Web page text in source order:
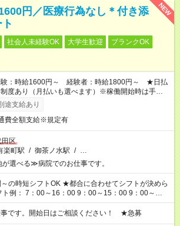
NEW
円／医療行為なし＊付き添
社会人未経験OK 大学生歓迎
ブランクOK
験：時給1600円～ 経験者：時給1800円～ ★日払
度あり（月払いも選べます）※稼働開始時は手続き
支払いとなります。
途支給あり
費全額支給※規定有
田区
楽町駅 / 御茶ノ水駅 / …
選べる≫病院でのお仕事です。
トOK ★都合に合わせてシフトが決めら
ト例： 7：00～16：00 9：00～15：00 9：00～
など ※Wワークの場合、他のお仕事と
間超の就業はご案内できません ※法令に基づき、
事です。開始日はご相談ください！ ★急募